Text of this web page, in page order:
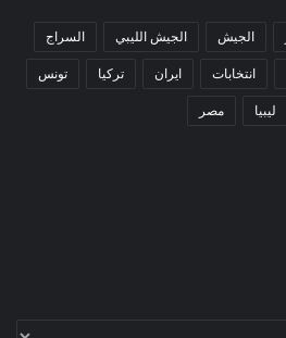
الجيش الجيش الليبي السراج
انتخابات ايران تركيا تونس
ليبيا مصر